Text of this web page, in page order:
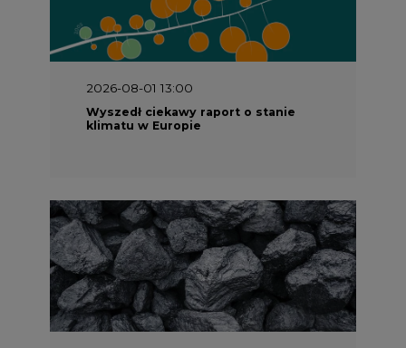
2026-08-01 13:00
Wyszedł ciekawy raport o stanie
klimatu w Europie